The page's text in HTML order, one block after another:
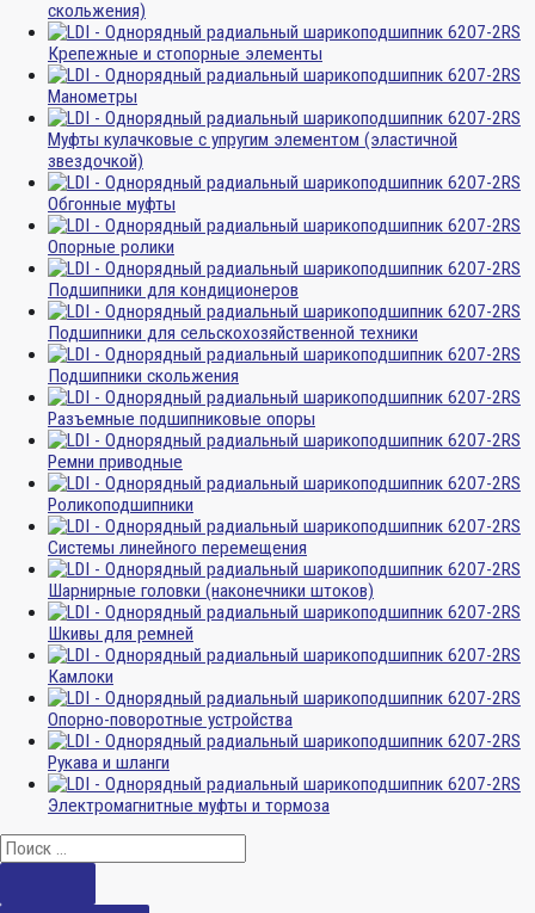
скольжения)
Крепежные и стопорные элементы
Манометры
Муфты кулачковые с упругим элементом (эластичной
звездочкой)
Обгонные муфты
Опорные ролики
Подшипники для кондиционеров
Подшипники для сельскохозяйственной техники
Подшипники скольжения
Разъемные подшипниковые опоры
Ремни приводные
Роликоподшипники
Системы линейного перемещения
Шарнирные головки (наконечники штоков)
Шкивы для ремней
Камлоки
Опорно-поворотные устройства
Рукава и шланги
Электромагнитные муфты и тормоза